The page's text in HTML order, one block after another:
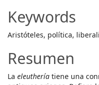
Keywords
Aristóteles, política,
Resumen
La eleuthería tiene una